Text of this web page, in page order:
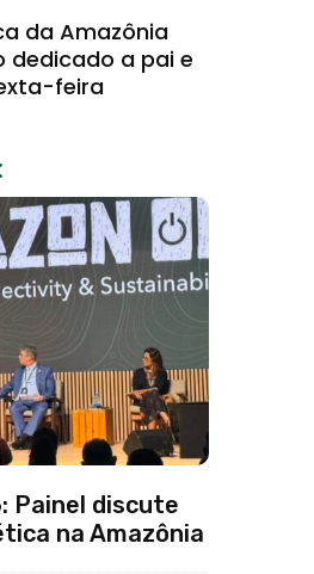
da Amazônia
dedicado a pai e
feira
Painel discute
na Amazônia